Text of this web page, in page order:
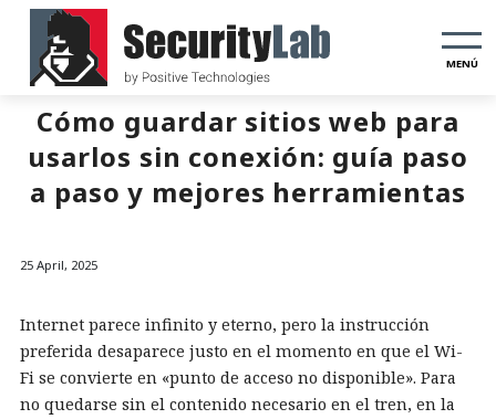
MENÚ
Cómo guardar sitios web para
usarlos sin conexión: guía paso
a paso y mejores herramientas
25 April, 2025
Internet parece infinito y eterno, pero la instrucción
preferida desaparece justo en el momento en que el Wi-
Fi se convierte en «punto de acceso no disponible». Para
no quedarse sin el contenido necesario en el tren, en la